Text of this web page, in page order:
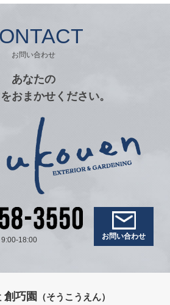
お問い合わせ
あなたの
おまかせください。
18:00 お問い合わせ
創巧園 （そうこうえん）